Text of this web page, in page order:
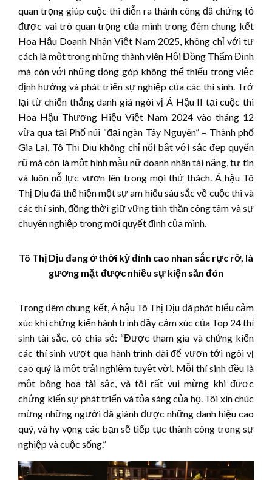
quan trọng giúp cuộc thi diễn ra thành công đã chứng tỏ
được vai trò quan trọng của mình trong đêm chung kết
Hoa Hậu Doanh Nhân Việt Nam 2025, không chỉ với tư
cách là một trong những thành viên Hội Đồng Thẩm Định
mà còn với những đóng góp không thể thiếu trong việc
định hướng và phát triển sự nghiệp của các thí sinh. Trở
lại từ chiến thắng danh giá ngôi vị Á Hậu II tại cuộc thi
Hoa Hậu Thương Hiệu Việt Nam 2024 vào tháng 12
vừa qua tại Phố núi “đại ngàn Tây Nguyên” – Thành phố
Gia Lai, Tô Thị Dịu không chỉ nổi bật với sắc đẹp quyến
rũ mà còn là một hình mẫu nữ doanh nhân tài năng, tự tin
và luôn nỗ lực vươn lên trong mọi thử thách. Á hậu Tô
Thị Dịu đã thể hiện một sự am hiểu sâu sắc về cuộc thi và
các thí sinh, đồng thời giữ vững tinh thần công tâm và sự
chuyên nghiệp trong mọi quyết định của mình.
Tô Thị Dịu đang ở thời kỳ đỉnh cao nhan sắc rực rỡ, là
gương mặt được nhiều sự kiện săn đón
Trong đêm chung kết, Á hậu Tô Thị Dịu đã phát biểu cảm
xúc khi chứng kiến hành trình đầy cảm xúc của Top 24 thí
sinh tài sắc, cô chia sẻ: “Được tham gia và chứng kiến
các thí sinh vượt qua hành trình dài để vươn tới ngôi vị
cao quý là một trải nghiệm tuyệt vời. Mỗi thí sinh đều là
một bông hoa tài sắc, và tôi rất vui mừng khi được
chứng kiến sự phát triển và tỏa sáng của họ. Tôi xin chúc
mừng những người đã giành được những danh hiệu cao
quý, và hy vọng các bạn sẽ tiếp tục thành công trong sự
nghiệp và cuộc sống.”